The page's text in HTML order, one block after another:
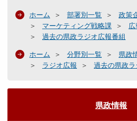
ホーム 部署別一覧
政策
マーケティング戦略課
広
過去の県政ラジオ広報番組
ホーム 分野別一覧 県政
ラジオ広報
過去の県政
県政情報